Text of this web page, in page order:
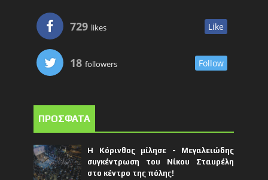
729 likes Like
18 followers Follow
ΠΡΟΣΦΑΤΑ
Η Κόρινθος μίλησε - Μεγαλειώδης
συγκέντρωση του Νίκου Σταυρέλη
στο κέντρο της πόλης!